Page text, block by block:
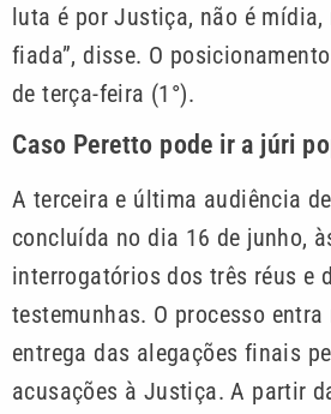
luta é por Justiça, não é mídia,
fiada”, disse. O
de terça-feira (1°).
Caso Peretto pode ir a júri
A terceira e última audiência
concluída no dia 16 de junho,
interrogatórios dos três réus e
testemunhas. O processo
entrega das alegações finais
acusações à Justiça. A partir